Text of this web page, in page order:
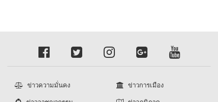
ข่าวความมั่นคง
ข่าวการเมือง